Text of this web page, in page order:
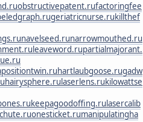
obstructivepatent.rufactoringfee
geriatricnurse.rukillthef
navelseed.runarrowmouthed.ru
leaveword.rupartialmajorant.
hartlaubgoose.rugadw
hairysphere.rulaserlens.rukilowattse
keepagoodoffing.rulasercalib
onesticket.rumanipulatingha